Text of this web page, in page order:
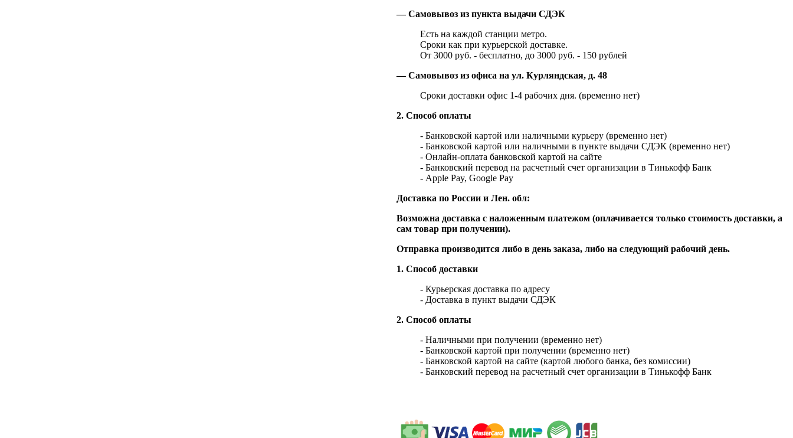
— Самовывоз из пункта выдачи СДЭК
Есть на каждой станции метро.
Сроки как при курьерской доставке.
От 3000 руб. - бесплатно, до 3000 руб. - 150 рублей
— Самовывоз из офиса на ул. Курляндская, д. 48
Сроки доставки офис 1-4 рабочих дня. (временно нет)
2. Способ оплаты
- Банковской картой или наличными курьеру (временно нет)
- Банковской картой или наличными в пункте выдачи СДЭК (временно нет)
- Онлайн-оплата банковской картой на сайте
- Банковский перевод на расчетный счет организации в Тинькофф Банк
- Apple Pay, Google Pay
Доставка по России и Лен. обл:
Возможна доставка с наложенным платежом (оплачивается только стоимость доставки, а
сам товар при получении).
Отправка производится либо в день заказа, либо на следующий рабочий день.
1. Способ доставки
- Курьерская доставка по адресу
- Доставка в пункт выдачи СДЭК
2. Способ оплаты
- Наличными при получении (временно нет)
- Банковской картой при получении (временно нет)
- Банковской картой на сайте (картой любого банка, без комиссии)
- Банковский перевод на расчетный счет организации в Тинькофф Банк